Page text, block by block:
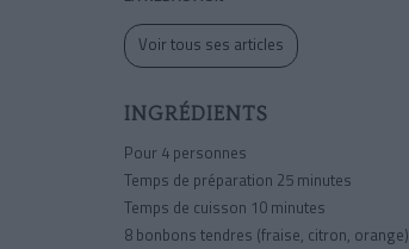
Voir tous ses articles
INGRÉDIENTS
Pour 4 personnes
Temps de préparation 25 minutes
Temps de cuisson 10 minutes
8 bonbons tendres (fraise, citron, orange)